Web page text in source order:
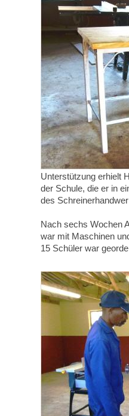
Unterstützung erhielt
der Schule, die er in
des
Nach sechs Wochen
war mit Maschinen
15 Schüler war